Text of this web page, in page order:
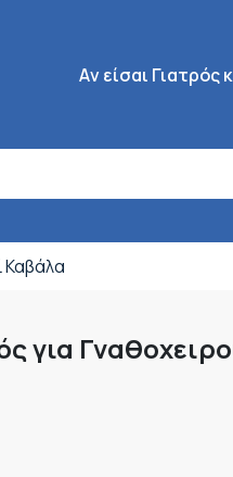
Κεντρική πλοήγηση
Aν είσαι Γιατρός
Καβάλα
για